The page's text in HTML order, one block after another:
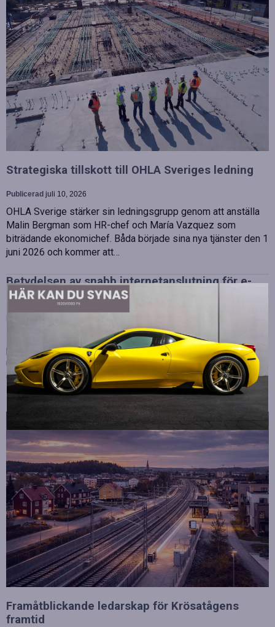
Strategiska tillskott till OHLA Sveriges ledning
Publicerad juli 10, 2026
OHLA Sverige stärker sin ledningsgrupp genom att anställa
Malin Bergman som HR-chef och María Vazquez som
biträdande ekonomichef. Båda började sina nya tjänster den 1
juni 2026 och kommer att…
Betydelsen av snabb internetanslutning för e-
sport
E-sport har utvecklats från att vara en hobby till en
professionell disciplin där varje millisekund kan avgöra
utgången av en tävling. Spelare lägger stor vikt vid hårdvara
och spelmekaniker, men…
Framåtblickande ledarskap för Krösatågens
framtid